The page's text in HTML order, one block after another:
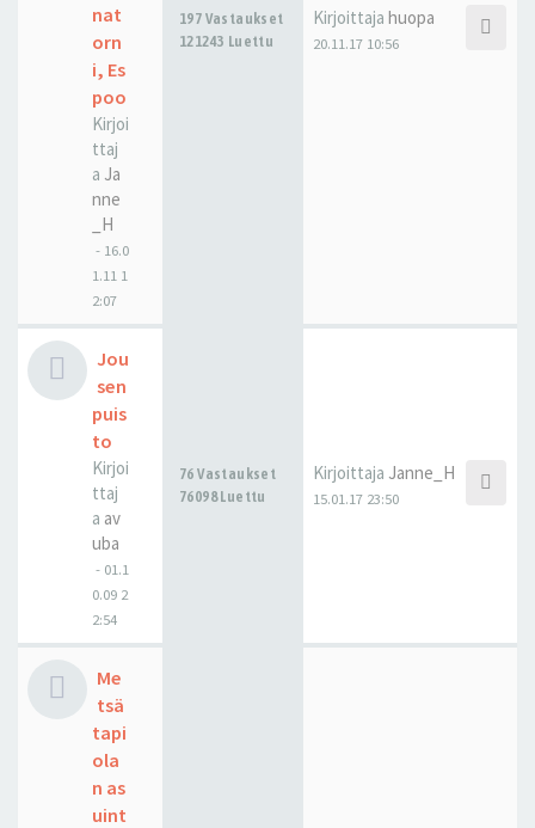
nat
orn
i, Es
poo
Kirjoi
ttaj
a Ja
nne
_H
- 16.0
1.11 1
2:07
197 Vastaukset
121243 Luettu
Kirjoittaja huopa
20.11.17 10:56
Jou
sen
puis
to
Kirjoi
ttaj
a av
uba
- 01.1
0.09 2
2:54
76 Vastaukset
76098 Luettu
Kirjoittaja Janne_H
15.01.17 23:50
Me
tsä
tapi
ola
n as
uint